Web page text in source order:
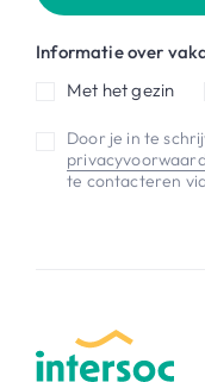
Informatie over
Met het gezin
Door je in te
te contacteren